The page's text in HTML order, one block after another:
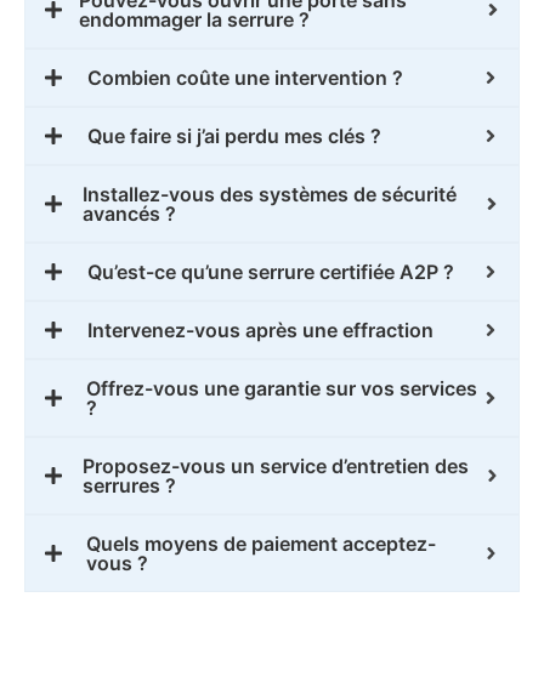
endommager la serrure ?
Combien coûte une intervention ?
Que faire si j’ai perdu mes clés ?
Installez-vous des systèmes de sécurité
avancés ?
Qu’est-ce qu’une serrure certifiée A2P ?
Intervenez-vous après une effraction
Offrez-vous une garantie sur vos services
?
Proposez-vous un service d’entretien des
serrures ?
Quels moyens de paiement acceptez-
vous ?